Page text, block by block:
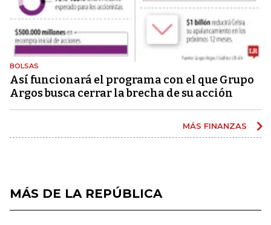
BOLSAS
Así funcionará el programa con el que Grupo
Argos busca cerrar la brecha de su acción
MÁS FINANZAS
MÁS DE LA REPÚBLICA